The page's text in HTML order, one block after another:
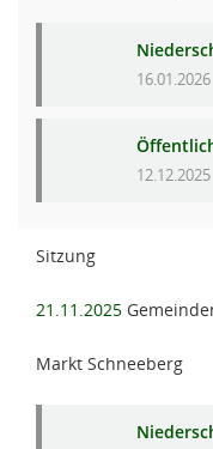
16.01.2026
12.12.2025
Sitzung
21.11.2025
Markt Schneeberg